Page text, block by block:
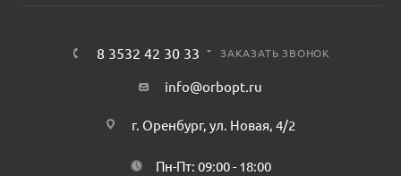
8 3532 42 30 33 ЗАКАЗАТЬ ЗВОНОК
info@orbopt.ru
г. Оренбург, ул. Новая, 4/2
Пн-Пт: 09:00 - 18:00